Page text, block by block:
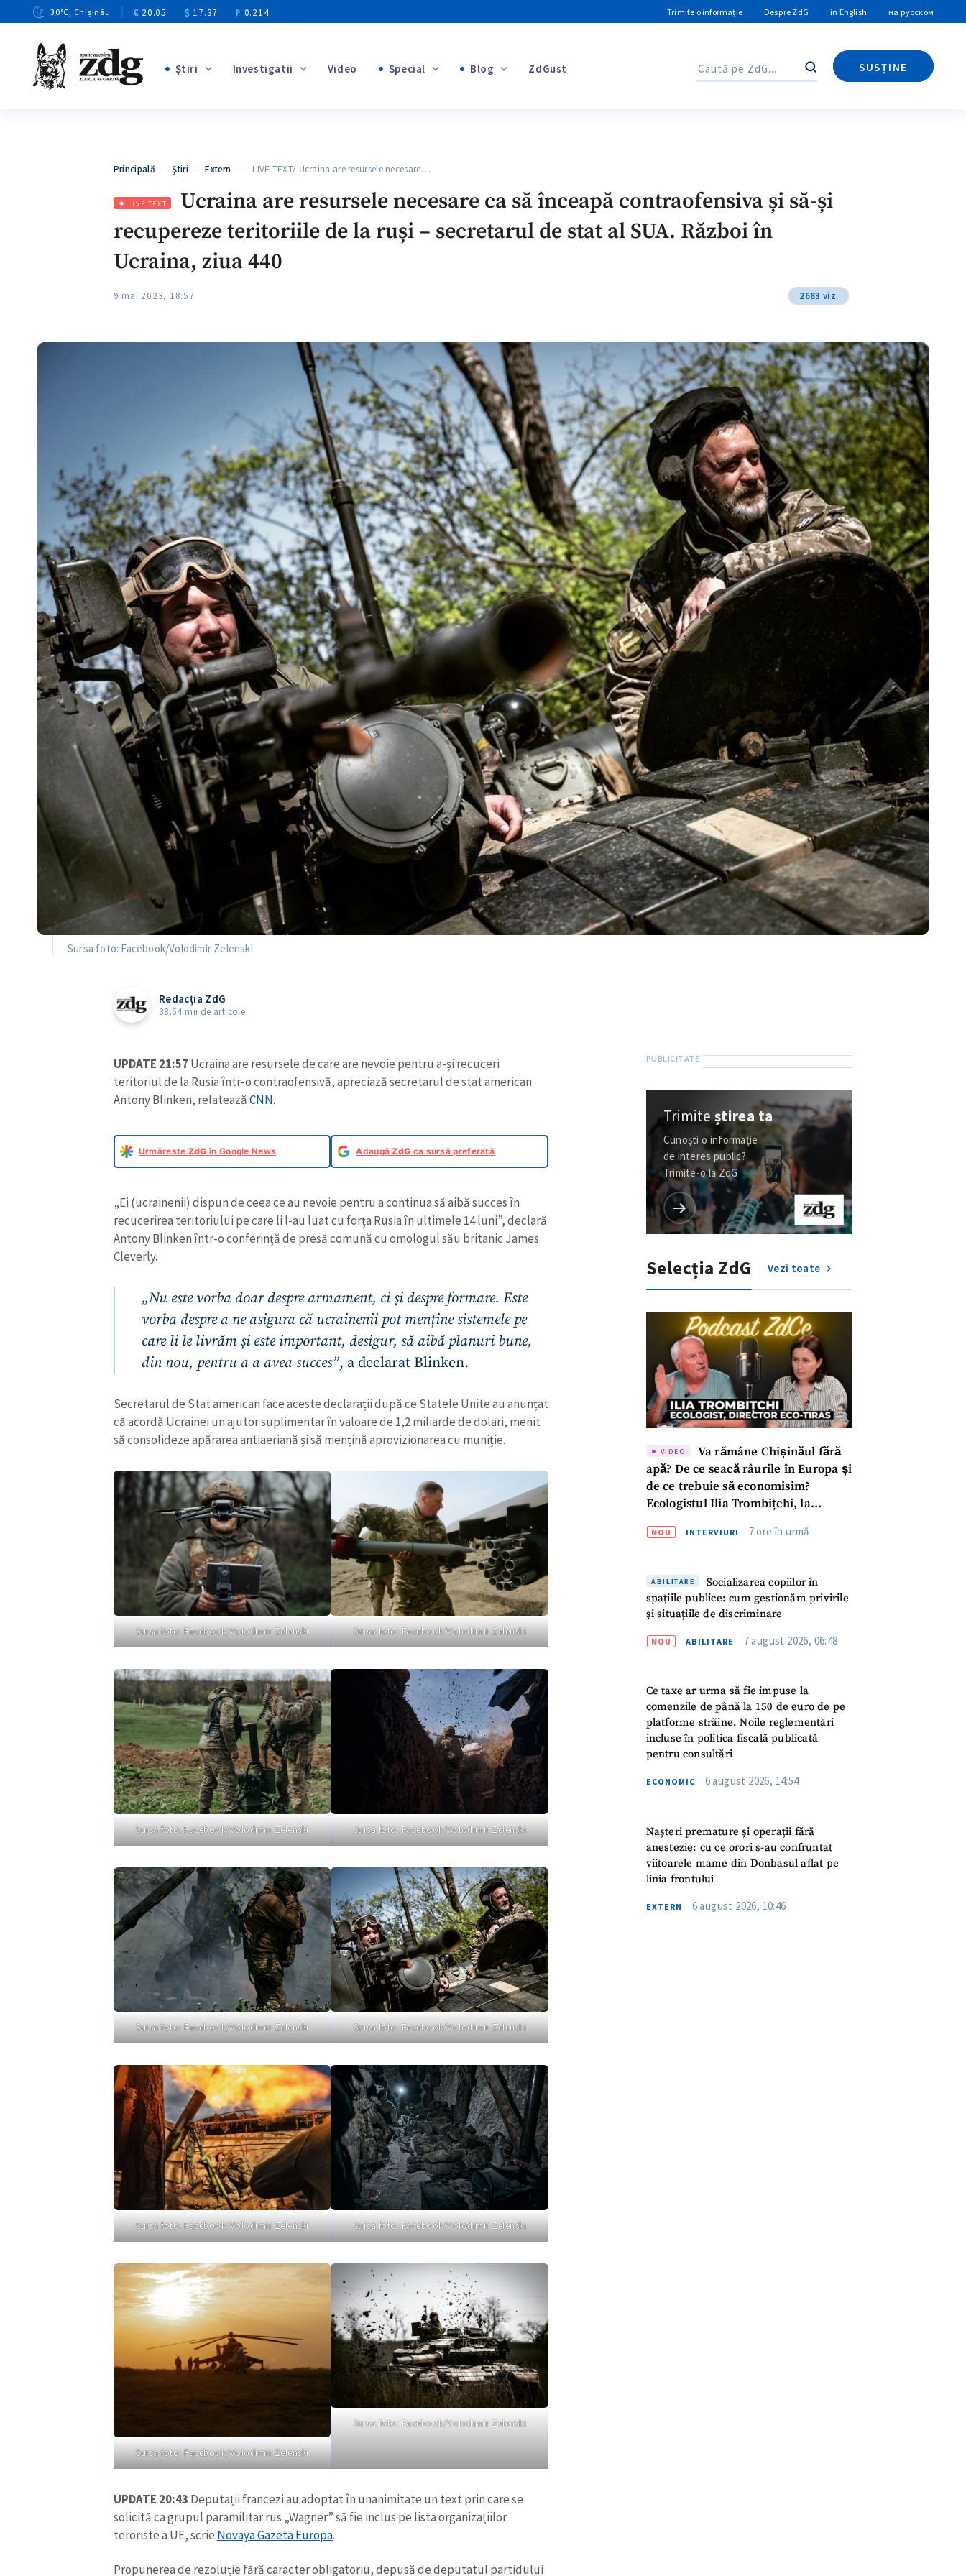
30°C, Chișinău € 20.05 $ 17.37 ₽ 0.214 Trimite o informație Despre ZdG in English на русском
Ştiri Investigatii Video Special Blog
+1
ZdGust Caută
SUSȚINE
Caută
Principală —Ştiri —Extern — LIVE TEXT/ Ucraina are resursele necesare…
LIVE TEXT
Ucraina are resursele necesare ca să înceapă contraofensiva și să-și
recupereze teritoriile de la ruși – secretarul de stat al SUA. Război în
Ucraina, ziua 440
9 mai 2023, 18:57 2683 viz.
Sursa foto: Facebook/Volodimir Zelenski
Redacția ZdG
38.64 mii de articole
UPDATE 21:57 Ucraina are resursele de care are nevoie pentru a-și recuceri
teritoriul de la Rusia într-o contraofensivă, apreciază secretarul de stat american
Antony Blinken, relateazăCNN.
Urmărește ZdG în Google News AdaugăZdG ca sursă preferată
„Ei (ucrainenii) dispun de ceea ce au nevoie pentru a continua să aibă succes în
recucerirea teritoriului pe care li l-au luat cu forța Rusia în ultimele 14 luni”, declară
Antony Blinken într-o conferință de presă comună cu omologul său britanic James
Cleverly.
„Nu este vorba doar despre armament, ci și despre formare. Este
vorba despre a ne asigura că ucrainenii pot menține sistemele pe
care li le livrăm și este important, desigur, să aibă planuri bune,
din nou, pentru a a avea succes”, a declarat Blinken.
Secretarul de Stat american face aceste declarații după ce Statele Unite au anunțat
că acordă Ucrainei un ajutor suplimentar în valoare de 1,2 miliarde de dolari, menit
să consolideze apărarea antiaeriană și să mențină aprovizionarea cu muniție.
Sursa foto: Facebook/Volodimir Zelenski Sursa foto: Facebook/Volodimir Zelenski
Sursa foto: Facebook/Volodimir Zelenski Sursa foto: Facebook/Volodimir Zelenski
Sursa foto: Facebook/Volodimir Zelenski Sursa foto: Facebook/Volodimir Zelenski
Sursa foto: Facebook/Volodimir Zelenski Sursa foto: Facebook/Volodimir Zelenski
Sursa foto: Facebook/Volodimir Zelenski
Sursa foto: Facebook/Volodimir Zelenski
UPDATE 20:43 Deputații francezi au adoptat în unanimitate un text prin care se
solicită ca grupul paramilitar rus „Wagner” să fie inclus pe lista organizațiilor
teroriste a UE, scrie Novaya Gazeta Europa.
Propunerea de rezoluție fără caracter obligatoriu, depusă de deputatul partidului
Trimiteștirea ta
Cunoști o informație
de interes public?
Trimite-o la ZdG
Selecția ZdG Vezi toate
VIDEO
Va rămâne Chișinăul fără
apă? De ce seacă râurile în Europa și
de ce trebuie să economisim?
Ecologistul Ilia Trombițchi, la
NOU INTERVIURI 7 ore în urmă
ABILITARE
Socializarea copiilor în
spațiile publice: cum gestionăm privirile
și situațiile de discriminare
NOU ABILITARE 7 august 2026, 06:48
Ce taxe ar urma să fie impuse la
comenzile de până la 150 de euro de pe
platforme străine. Noile reglementări
incluse în politica fiscală publicată
pentru consultări
ECONOMIC 6 august 2026, 14:54
Nașteri premature și operații fără
anestezie: cu ce orori s-au confruntat
viitoarele mame din Donbasul aflat pe
linia frontului
EXTERN 6 august 2026, 10:46
ȘTIREA MEA
Titlu știre + Adaugă titlu
Fotografie + Încarcă imagine
Link media + Link media
Mesajul știrei + Mesajul știrei
+ Emailul meu
Am citit și sunt de acord cupolitica de
TRIMITE ȘTIREA